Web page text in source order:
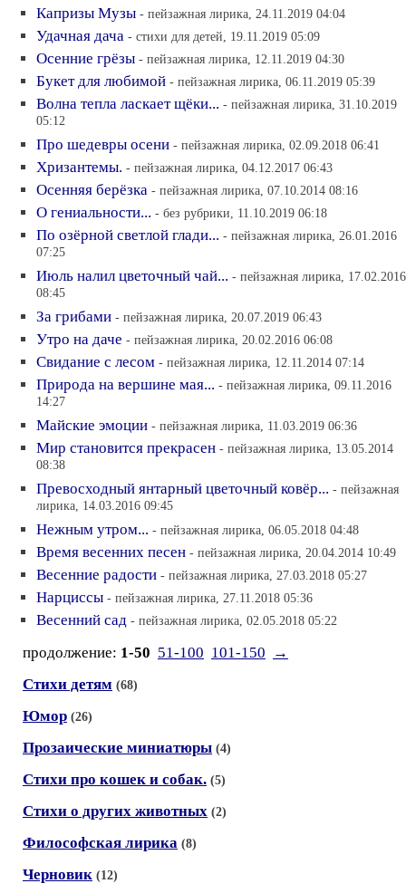
Капризы Музы - пейзажная лирика, 24.11.2019 04:04
Удачная дача - стихи для детей, 19.11.2019 05:09
Осенние грёзы - пейзажная лирика, 12.11.2019 04:30
Букет для любимой - пейзажная лирика, 06.11.2019 05:39
Волна тепла ласкает щёки... - пейзажная лирика, 31.10.2019
05:12
Про шедевры осени - пейзажная лирика, 02.09.2018 06:41
Хризантемы. - пейзажная лирика, 04.12.2017 06:43
Осенняя берёзка - пейзажная лирика, 07.10.2014 08:16
О гениальности... - без рубрики, 11.10.2019 06:18
По озёрной светлой глади... - пейзажная лирика, 26.01.2016
07:25
Июль налил цветочный чай... - пейзажная лирика, 17.02.2016
08:45
За грибами - пейзажная лирика, 20.07.2019 06:43
Утро на даче - пейзажная лирика, 20.02.2016 06:08
Свидание с лесом - пейзажная лирика, 12.11.2014 07:14
Природа на вершине мая... - пейзажная лирика, 09.11.2016
14:27
Майские эмоции - пейзажная лирика, 11.03.2019 06:36
Мир становится прекрасен - пейзажная лирика, 13.05.2014
08:38
Превосходный янтарный цветочный ковёр... - пейзажная
лирика, 14.03.2016 09:45
Нежным утром... - пейзажная лирика, 06.05.2018 04:48
Время весенних песен - пейзажная лирика, 20.04.2014 10:49
Весенние радости - пейзажная лирика, 27.03.2018 05:27
Нарциссы - пейзажная лирика, 27.11.2018 05:36
Весенний сад - пейзажная лирика, 02.05.2018 05:22
продолжение: 1-50 51-100 101-150
→
Стихи детям (68)
Юмор (26)
Прозаические миниатюры (4)
Стихи про кошек и собак. (5)
Стихи о других животных (2)
Философская лирика (8)
Черновик (12)